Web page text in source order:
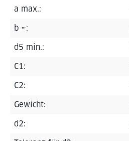
a max.:
b ≈:
d5 min.:
C1:
C2:
Gewicht:
d2: